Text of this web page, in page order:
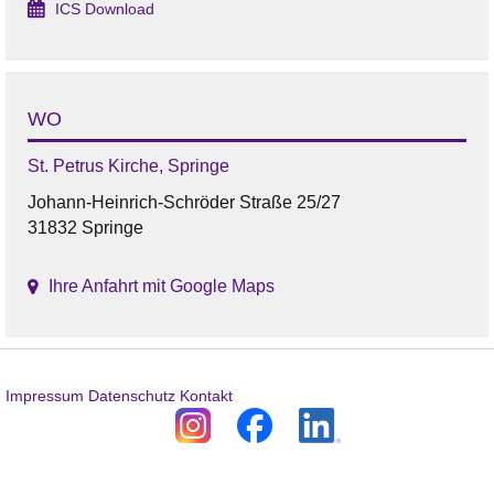
ICS Download
WO
St. Petrus Kirche, Springe
Johann-Heinrich-Schröder Straße 25/27
31832 Springe
Ihre Anfahrt mit Google Maps
Impressum Datenschutz Kontakt